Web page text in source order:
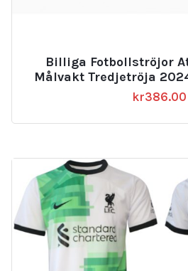
Billiga Fotbollströjor
Målvakt Tredjetröja
kr386.00